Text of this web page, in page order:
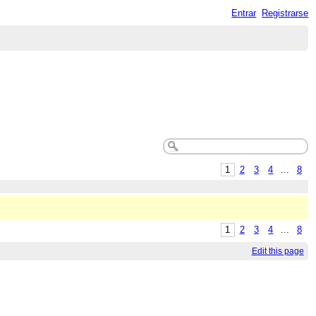
Entrar Registrarse
1 2 3 4 8
1 2 3 4 ... 8
Edit this page